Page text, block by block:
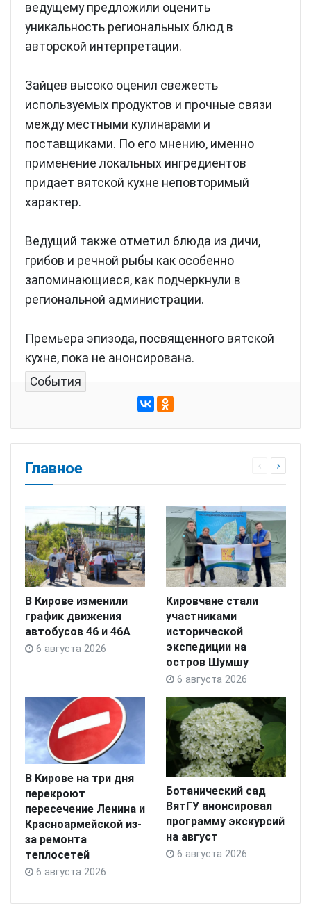
ведущему предложили оценить
уникальность региональных блюд в
авторской интерпретации.
Зайцев высоко оценил свежесть
используемых продуктов и прочные связи
между местными кулинарами и
поставщиками. По его мнению, именно
применение локальных ингредиентов
придает вятской кухне неповторимый
характер.
Ведущий также отметил блюда из дичи,
грибов и речной рыбы как особенно
запоминающиеся, как подчеркнули в
региональной администрации.
Премьера эпизода, посвященного вятской
кухне, пока не анонсирована.
События
Главное
В Кирове изменили
график движения
автобусов 46 и 46А
6 августа 2026
Кировчане стали
участниками
исторической
экспедиции на
остров Шумшу
6 августа 2026
В Кирове на три дня
перекроют
пересечение Ленина и
Красноармейской из-
за ремонта
теплосетей
6 августа 2026
Ботанический сад
ВятГУ анонсировал
программу экскурсий
на август
6 августа 2026